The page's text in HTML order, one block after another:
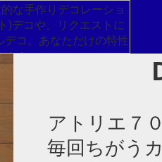
アトリエ７
毎回ちがう